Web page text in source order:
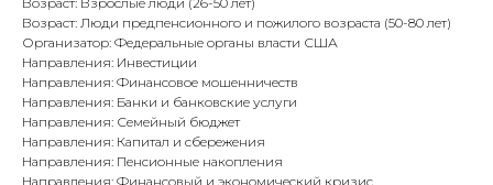
Возраст: Люди предпенсионного и пожилого возраста (50-80 лет)
Организатор: Федеральные органы власти США
Направления: Инвестиции
Направления: Финансовое мошенничеств
Направления: Банки и банковские услуги
Направления: Семейный бюджет
Направления: Капитал и сбережения
Направления: Пенсионные накопления
Направления: Финансовый и экономический кризис